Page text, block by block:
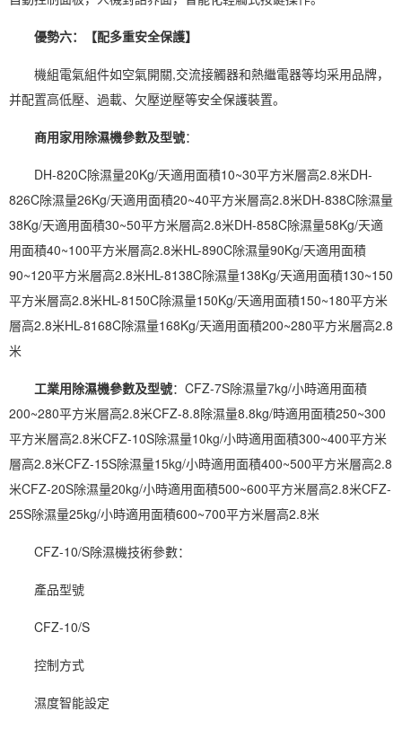
優勢六：【配多重安全保護】
機組電氣組件如空氣開關,交流接觸器和熱繼電器等均采用品牌，
并配置高低壓、過載、欠壓逆壓等安全保護裝置。
商用家用除濕機參數及型號：
DH-820C除濕量20Kg/天適用面積10~30平方米層高2.8米DH-
826C除濕量26Kg/天適用面積20~40平方米層高2.8米DH-838C除濕量
38Kg/天適用面積30~50平方米層高2.8米DH-858C除濕量58Kg/天適
用面積40~100平方米層高2.8米HL-890C除濕量90Kg/天適用面積
90~120平方米層高2.8米HL-8138C除濕量138Kg/天適用面積130~150
平方米層高2.8米HL-8150C除濕量150Kg/天適用面積150~180平方米
層高2.8米HL-8168C除濕量168Kg/天適用面積200~280平方米層高2.8
米
工業用除濕機參數及型號：CFZ-7S除濕量7kg/小時適用面積
200~280平方米層高2.8米CFZ-8.8除濕量8.8kg/時適用面積250~300
平方米層高2.8米CFZ-10S除濕量10kg/小時適用面積300~400平方米
層高2.8米CFZ-15S除濕量15kg/小時適用面積400~500平方米層高2.8
米CFZ-20S除濕量20kg/小時適用面積500~600平方米層高2.8米CFZ-
25S除濕量25kg/小時適用面積600~700平方米層高2.8米
CFZ-10/S除濕機技術參數：
產品型號
CFZ-10/S
控制方式
濕度智能設定